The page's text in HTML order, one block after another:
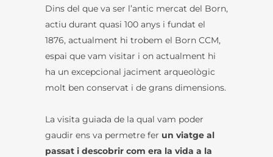
Dins del que va ser l’antic mercat del Born,
actiu durant quasi 100 anys i fundat el
1876, actualment hi trobem el Born CCM,
espai que vam visitar i on actualment hi
ha un excepcional jaciment arqueològic
molt ben conservat i de grans dimensions.
La visita guiada de la qual vam poder
gaudir ens va permetre fer un viatge al
passat i descobrir com era la vida a la